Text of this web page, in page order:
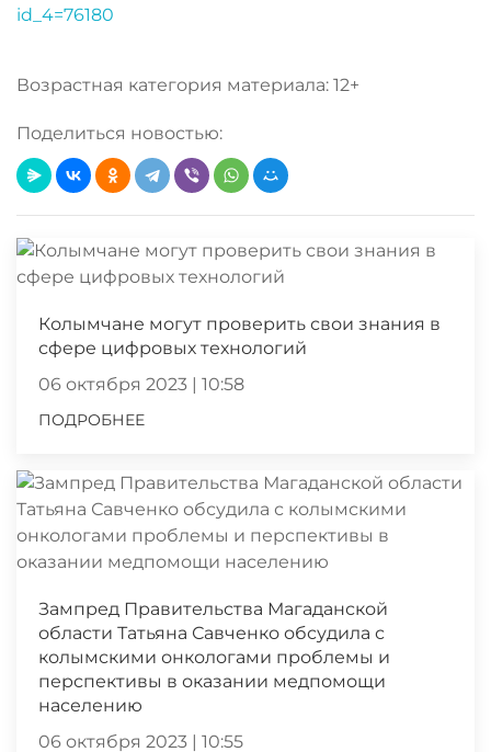
id_4=76180
Возрастная категория материала: 12+
Поделиться новостью:
Колымчане могут проверить свои знания в
сфере цифровых технологий
06 октября 2023 | 10:58
ПОДРОБНЕЕ
Зампред Правительства Магаданской
области Татьяна Савченко обсудила с
колымскими онкологами проблемы и
перспективы в оказании медпомощи
населению
06 октября 2023 | 10:55